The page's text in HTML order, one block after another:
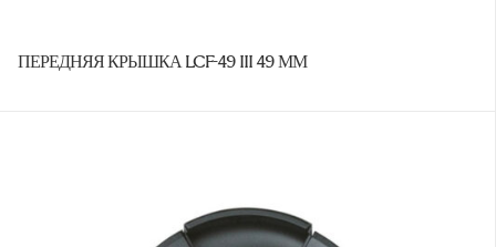
ПЕРЕДНЯЯ КРЫШКА LCF-49 III 49 ММ